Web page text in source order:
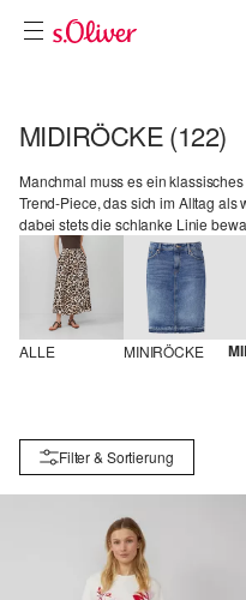
MIDIRÖCKE(122)
Manchmal muss es ein
Trend-Piece, das sich im Alltag
dabei stets die schlanke Linie
ALLE MINIRÖCKE
Filter & Sortierung